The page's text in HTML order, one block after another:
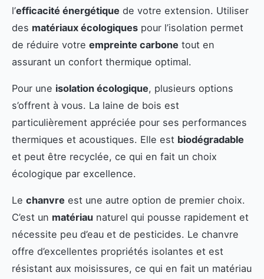
l’efficacité énergétique de votre extension. Utiliser
des matériaux écologiques pour l’isolation permet
de réduire votre empreinte carbone tout en
assurant un confort thermique optimal.
Pour une isolation écologique, plusieurs options
s’offrent à vous. La laine de bois est
particulièrement appréciée pour ses performances
thermiques et acoustiques. Elle est biodégradable
et peut être recyclée, ce qui en fait un choix
écologique par excellence.
Le chanvre est une autre option de premier choix.
C’est un matériau naturel qui pousse rapidement et
nécessite peu d’eau et de pesticides. Le chanvre
offre d’excellentes propriétés isolantes et est
résistant aux moisissures, ce qui en fait un matériau